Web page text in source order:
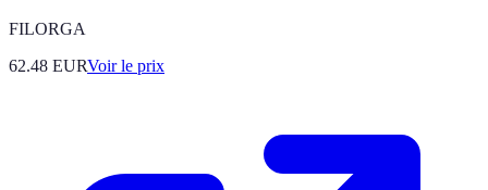
FILORGA
62.48 EURVoir le prix